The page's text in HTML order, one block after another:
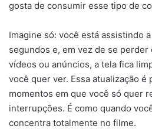
gosta de consumir esse tipo de
Imagine só: você está assistindo
segundos e, em vez de se
vídeos ou anúncios, a tela fica
você quer ver. Essa atualização é
momentos em que você só quer
interrupções. É como quando
concentra totalmente no filme.